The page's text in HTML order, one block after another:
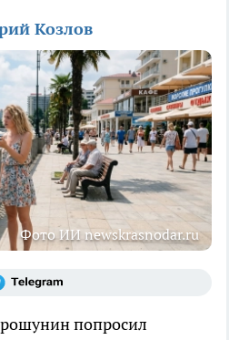
Козлов
Фото ИИ newskrasnodar.ru
попросил